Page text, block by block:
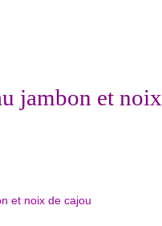
jambon et noix